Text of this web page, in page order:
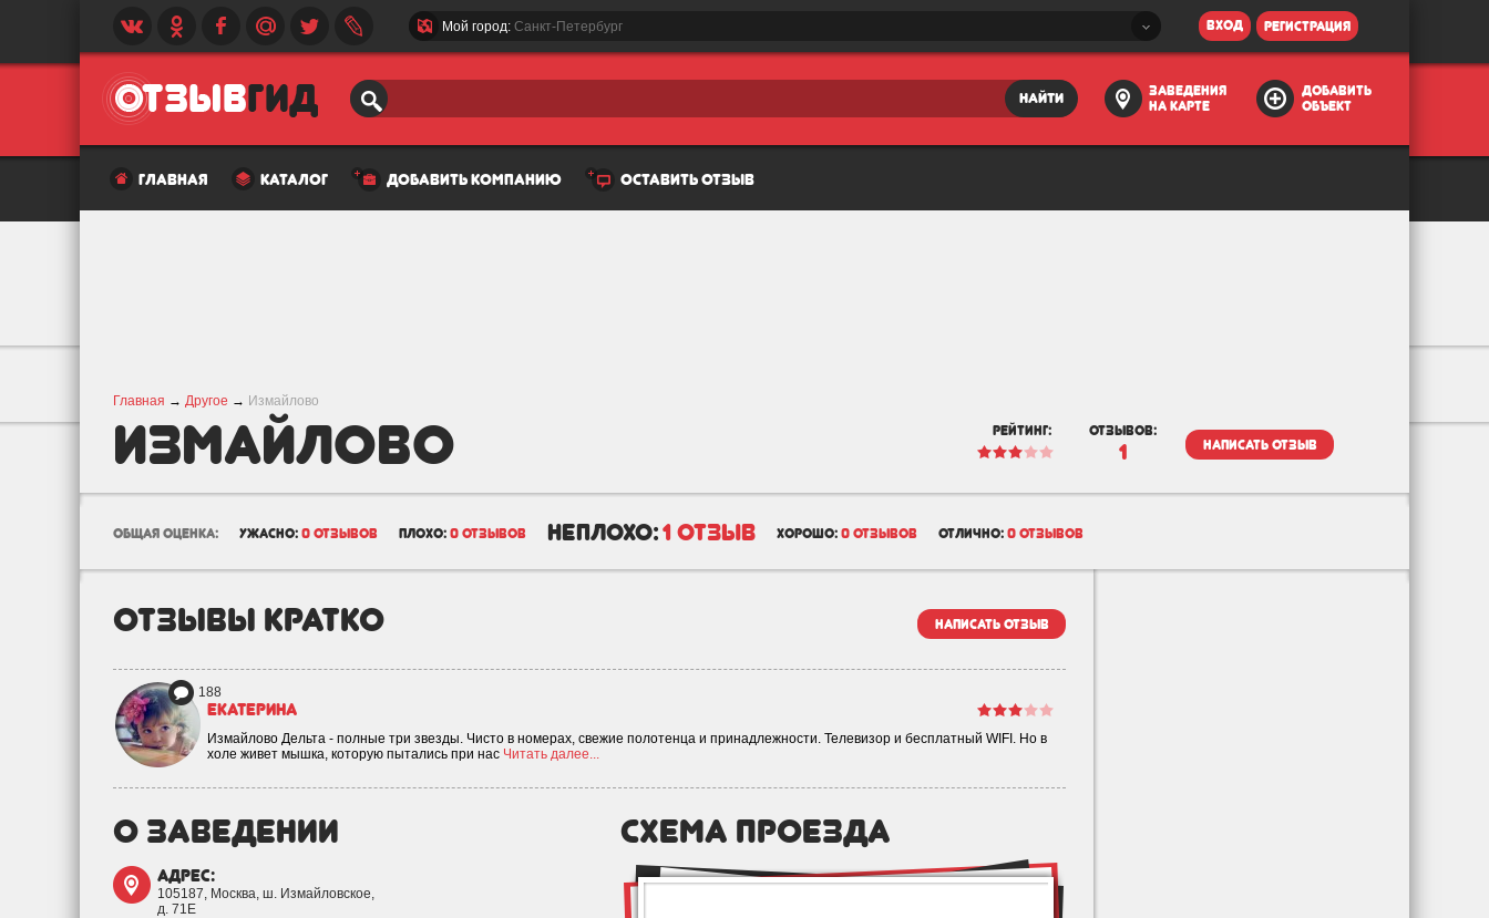
Мой город: Санкт-Петербург вход регистрация
найти
заведения
на карте
добавить
объект
главная каталог добавить компанию оставить отзыв
Главная → Другое → Измайлово
Измайлово рейтинг: отзывов:
1 написать отзыв
общая оценка: ужасно: 0 отзывов плохо: 0 отзывов неплохо:1 отзыв хорошо: 0 отзывов отлично: 0 отзывов
отзывы кратко написать отзыв
188
Екатерина
Измайлово Дельта - полные три звезды. Чисто в номерах, свежие полотенца и принадлежности. Телевизор и бесплатный WIFI. Но в
холе живет мышка, которую пытались при нас Читать далее...
о заведении
адрес:
105187, Москва, ш. Измайловское,
д. 71Е
схема проезда